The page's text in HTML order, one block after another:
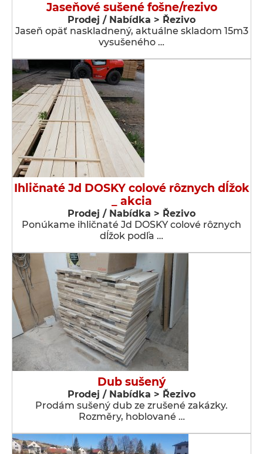
Jaseňové sušené fošne/rezivo
Prodej / Nabídka > Řezivo
Jaseň opäť naskladnený, aktuálne skladom 15m3
vysušeného …
Ihličnaté Jd DOSKY colové rôznych dĺžok
_ akcia
Prodej / Nabídka > Řezivo
Ponúkame ihličnaté Jd DOSKY colové rôznych
dĺžok podľa …
Dub sušený
Prodej / Nabídka > Řezivo
Prodám sušený dub ze zrušené zakázky.
Rozměry, hoblované …